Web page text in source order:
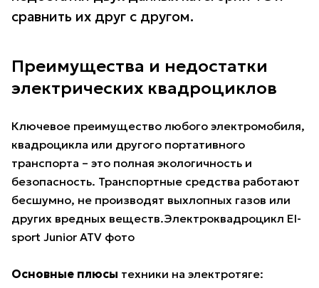
сравнить их друг с другом.
Преимущества и недостатки
электрических квадроциклов
Ключевое преимущество любого электромобиля,
квадроцикла или другого портативного
транспорта – это полная экологичность и
безопасность. Транспортные средства работают
бесшумно, не производят выхлопных газов или
других вредных веществ.Электроквадроцикл El-
sport Junior ATV фото
Основные плюсы техники на электротяге: